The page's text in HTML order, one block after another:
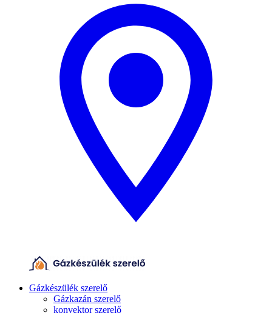
Gázkészülék szerelő
Gázkazán szerelő
konvektor szerelő